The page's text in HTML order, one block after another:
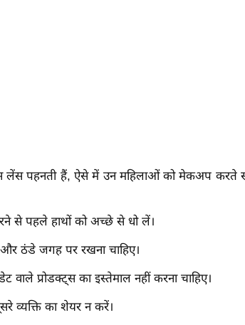
लेंस पहनती हैं, ऐसे में उन महिलाओं को मेकअप करते
से पहले हाथों को अच्छे से धो लें।
ठंडे जगह पर रखना चाहिए।
वाले प्रोडक्ट्स का इस्तेमाल नहीं करना चाहिए।
व्यक्ति का शेयर न करें।